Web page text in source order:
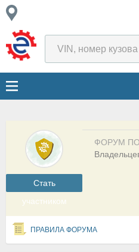
Cтать
участником
ФОРУМ ПО
ПРАВИЛА ФОРУМА